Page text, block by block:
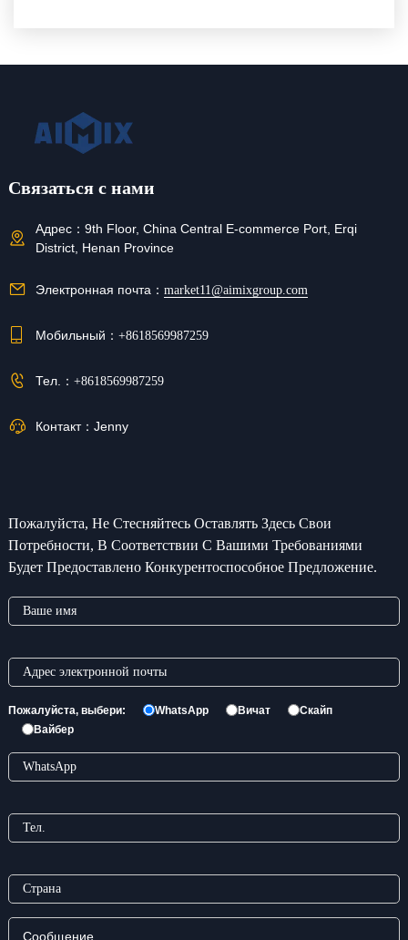
Связаться с нами
Адрес： 9th Floor, China Central E-commerce Port, Erqi
District, Henan Province
Электронная почта： market11@aimixgroup.com
Мобильный： +8618569987259
Тел.： +8618569987259
Контакт： Jenny
Пожалуйста, Не Стесняйтесь Оставлять Здесь Свои
Потребности, В Соответствии С Вашими Требованиями
Будет Предоставлено Конкурентоспособное Предложение.
Пожалуйста, выбери: WhatsApp Вичат
Скайп
Вайбер